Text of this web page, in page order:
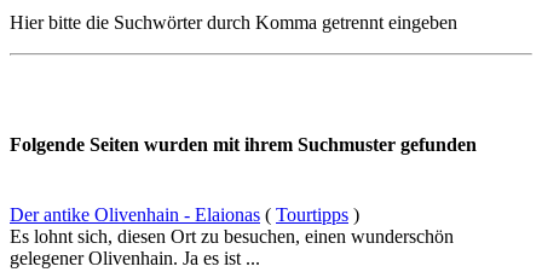
Hier bitte die Suchwörter durch Komma getrennt eingeben
Folgende Seiten wurden mit ihrem Suchmuster gefunden
Der antike Olivenhain - Elaionas ( Tourtipps )
Es lohnt sich, diesen Ort zu besuchen, einen wunderschön
gelegener Olivenhain. Ja es ist ...